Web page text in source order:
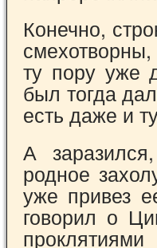
Конечно,
ту пору уже
был тогда
есть даже и
А
родное
уже привез
говорил о